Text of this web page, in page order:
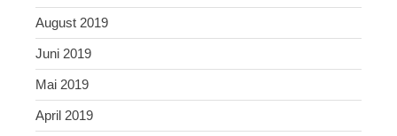
August 2019
Juni 2019
Mai 2019
April 2019